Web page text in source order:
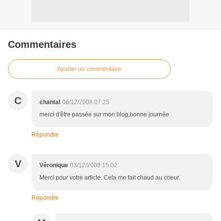
Commentaires
Ajouter un commentaire
C chantal 06/12/2008 07:25
merci d'être passée sur mon blog,bonne journée
Répondre
V Véronique 03/12/2008 15:02
Merci pour votre article. Cela me fait chaud au coeur.
Répondre